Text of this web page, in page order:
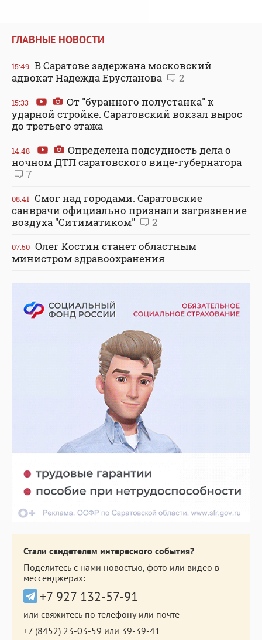
ГЛАВНЫЕ НОВОСТИ
15:49 В Саратове задержана московский
адвокат Надежда Ерусланова
2
15:33
От "буранного полустанка" к
ударной стройке. Саратовский вокзал вырос
до третьего этажа
14:48
Определена подсудность дела о
ночном ДТП саратовского вице-губернатора
7
08:41 Смог над городами. Саратовские
санврачи официально признали загрязнение
воздуха "Ситиматиком"
2
07:50 Олег Костин станет областным
министром здравоохранения
Стали свидетелем интересного события?
Поделитесь с нами новостью, фото или видео в
мессенджерах:
+7 927 132-57-91
или свяжитесь по телефону или почте
+7 (8452) 23-03-59 или 39-39-41